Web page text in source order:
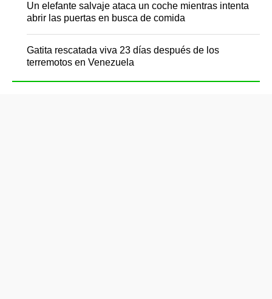
Un elefante salvaje ataca un coche mientras intenta
abrir las puertas en busca de comida
Gatita rescatada viva 23 días después de los
terremotos en Venezuela